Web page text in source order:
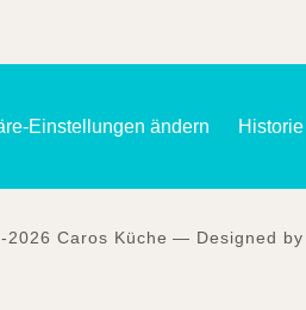
Einstellungen ändern
Caros Küche — Designed by